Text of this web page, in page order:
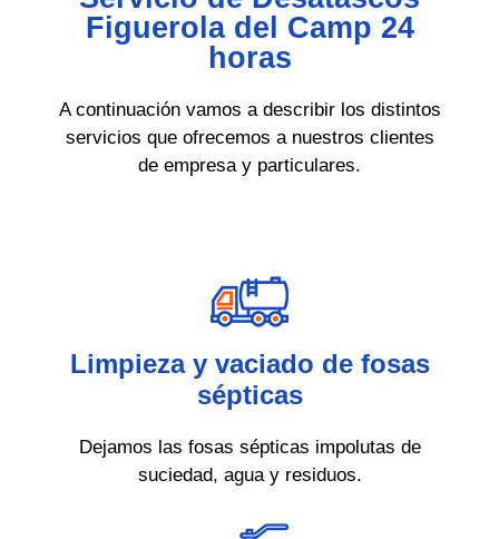
Figuerola del Camp 24
horas
A continuación vamos a describir los distintos
servicios que ofrecemos a nuestros clientes
de empresa y particulares.
Limpieza y vaciado de fosas
sépticas
Dejamos las fosas sépticas impolutas de
suciedad, agua y residuos.